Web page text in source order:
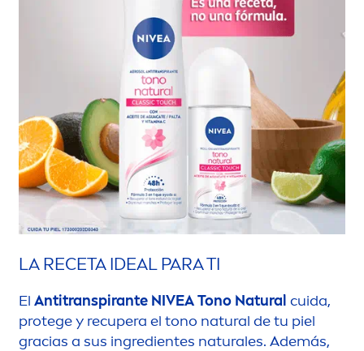
LA RECETA IDEAL PARA TI
El Antitranspirante NIVEATono Natural cuida,
protege y recupera el tono natural de tu piel
gracias a sus ingredientes naturales. Además,